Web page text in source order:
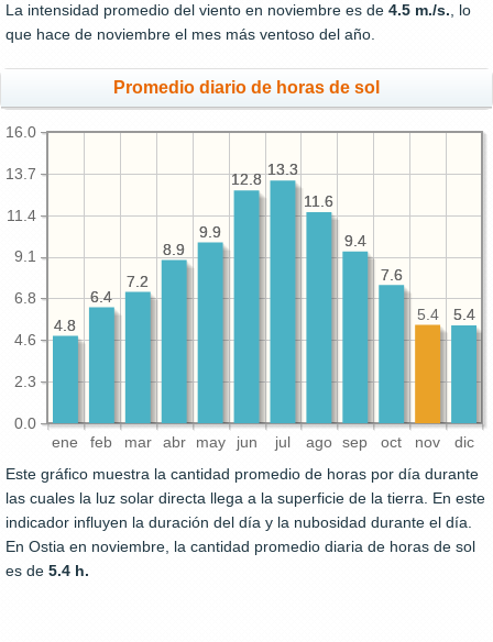
La intensidad promedio del viento en noviembre es de 4.5 m./s., lo
que hace de noviembre el mes más ventoso del año.
Promedio diario de horas de sol
ene feb mar abr may jun jul ago sep oct nov dic
0.0
2.3
4.6
6.8
9.1
11.4
13.7
16.0
5.4
7.6
9.4
11.6
13.3
12.8
9.9
8.9
7.2
6.4
4.8
5.4
5.4
7.6
9.4
11.6
13.3
12.8
9.9
8.9
7.2
6.4
4.8
Este gráfico muestra la cantidad promedio de horas por día durante
las cuales la luz solar directa llega a la superficie de la tierra. En este
indicador influyen la duración del día y la nubosidad durante el día.
En Ostia en noviembre, la cantidad promedio diaria de horas de sol
es de 5.4 h.